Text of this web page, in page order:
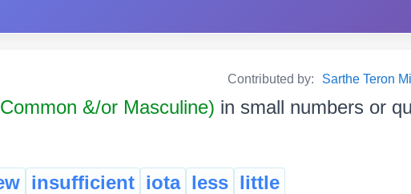
Contributed by: Sarthe Teron
&/or Masculine) in small numbers or
insufficient iota less little